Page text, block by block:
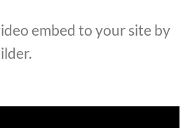
embed to your site by